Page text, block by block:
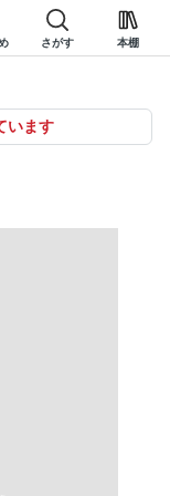
さがす 本棚
います